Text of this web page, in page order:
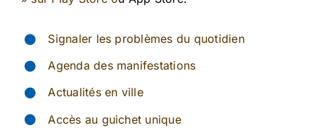
Signaler les problèmes du quotidien
Agenda des manifestations
Actualités en ville
Accès au guichet unique